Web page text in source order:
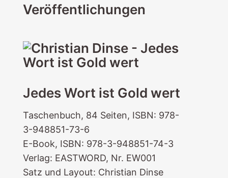
Veröffentlichungen
Jedes Wort ist Gold wert
Taschenbuch, 84 Seiten, ISBN: 978-
3-948851-73-6
E-Book, ISBN: 978-3-948851-74-3
Verlag: EASTWORD, Nr. EW001
Satz und Layout: Christian Dinse